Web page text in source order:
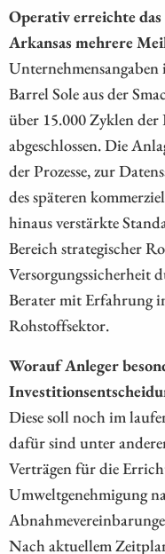
Operativ erreichte
Arkansas mehrere
Barrel Sole aus der
über 15.000 Zyklen
abgeschlossen. Die
der Prozesse, zur
des späteren
hinaus verstärkte
Bereich strategischer
Versorgungssicherheit
Berater mit Erfahrung
Rohstoffsektor.
Worauf Anleger
Diese soll noch im
dafür sind unter
Verträgen für die
Umweltgenehmigung
Nach aktuellem